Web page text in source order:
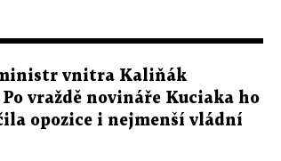
vnitra Kaliňák
vraždě novináře Kuciaka ho
opozice i nejmenší vládní